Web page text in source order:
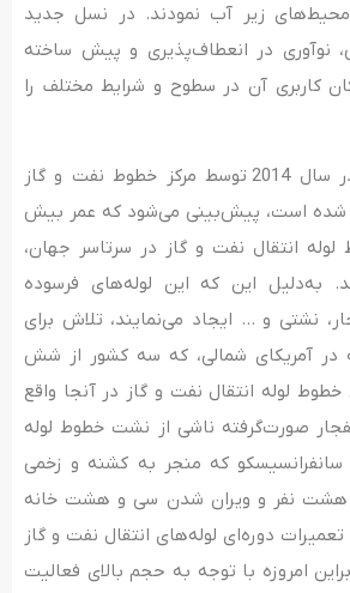
زیر آب نمودند. در نسل جدید
نوآوری در انعطاف‌پذیری و پیش­ ساخته
کاربری آن در سطوح و شرایط مختلف را
طبق گزارشی که در سال 2014 توسط مرکز خطوط نفت و گاز
شده است، پیش‌بینی می­‌شود که عمر بیش
انتقال نفت و گاز در سرتاسر جهان،
به‌دلیل این که این لوله‌های فرسوده
نشتی و … ایجاد می‌نمایند، تلاش­ برای
در آمریکای شمالی، که سه کشور از شش
لوله انتقال نفت و گاز در آنجا واقع
صورت‌گرفته ناشی از نشت خطوط لوله
که منجر به کشنه و زخمی
نفر و ویران شدن سی و هشت خانه
دوره‌ای لوله‌های انتقال نفت و گاز
امروزه با توجه به حجم بالای فعالیت­‌